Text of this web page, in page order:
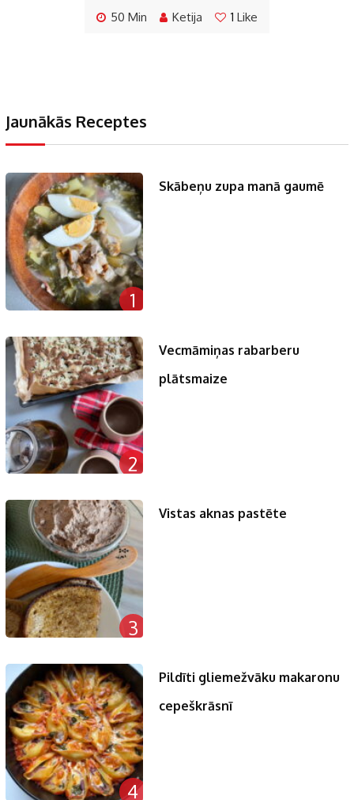
50 Min Ketija 1 Like
Jaunākās Receptes
1
Skābeņu zupa manā gaumē
2
Vecmāmiņas rabarberu
plātsmaize
3
Vistas aknas pastēte
4
Pildīti gliemežvāku makaronu
cepeškrāsnī